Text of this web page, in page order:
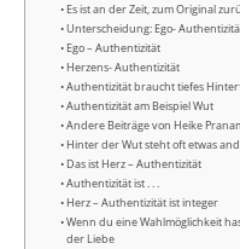
Es ist an der Zeit, zum Original
Unterscheidung: Ego-
Ego – Authentizität
Herzens- Authentizität
Authentizität braucht tiefes
Authentizität am Beispiel Wut
Andere Beiträge von Heike
Hinter der Wut steht oft etwas
Das ist Herz – Authentizität
Authentizität ist . . .
Herz – Authentizität ist integer
Wenn du eine Wahlmöglichkeit
der Liebe